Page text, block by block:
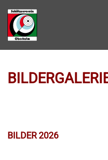
Zum Hauptinhalt
BILDER 2026